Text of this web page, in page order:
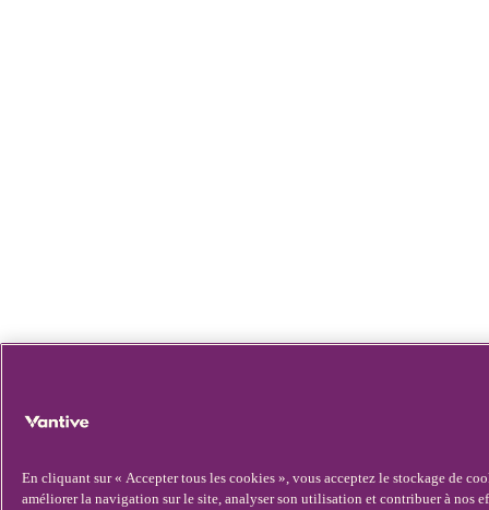
En cliquant sur « Accepter tous les cookies », vous acceptez le stockage de
améliorer la navigation sur le site, analyser son utilisation et contribuer à nos